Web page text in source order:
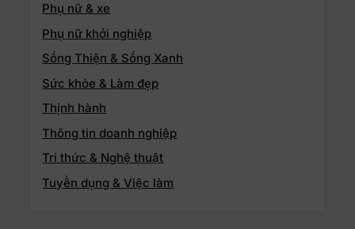
Phụ nữ & xe
Phụ nữ khởi nghiệp
Sống Thiện & Sống Xanh
Sức khỏe & Làm đẹp
Thịnh hành
Thông tin doanh nghiệp
Tri thức & Nghệ thuật
Tuyển dụng & Việc làm